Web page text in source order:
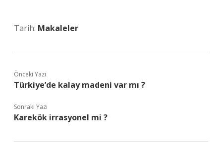
Tarih: Makaleler
Önceki Yazı
Türkiye’de kalay madeni var mı ?
Sonraki Yazı
Karekök irrasyonel mi ?